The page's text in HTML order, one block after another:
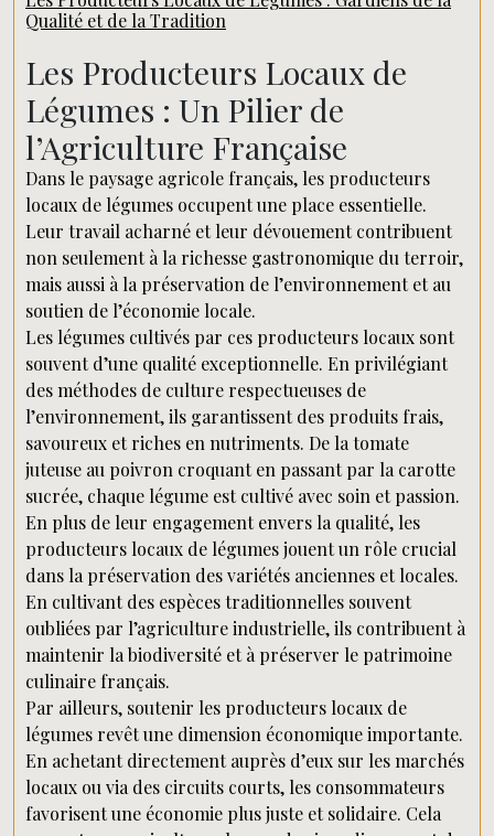
Qualité et de la Tradition
Les Producteurs Locaux de
Légumes : Un Pilier de
l’Agriculture Française
Dans le paysage agricole français, les producteurs
locaux de légumes occupent une place essentielle.
Leur travail acharné et leur dévouement contribuent
non seulement à la richesse gastronomique du terroir,
mais aussi à la préservation de l’environnement et au
soutien de l’économie locale.
Les légumes cultivés par ces producteurs locaux sont
souvent d’une qualité exceptionnelle. En privilégiant
des méthodes de culture respectueuses de
l’environnement, ils garantissent des produits frais,
savoureux et riches en nutriments. De la tomate
juteuse au poivron croquant en passant par la carotte
sucrée, chaque légume est cultivé avec soin et passion.
En plus de leur engagement envers la qualité, les
producteurs locaux de légumes jouent un rôle crucial
dans la préservation des variétés anciennes et locales.
En cultivant des espèces traditionnelles souvent
oubliées par l’agriculture industrielle, ils contribuent à
maintenir la biodiversité et à préserver le patrimoine
culinaire français.
Par ailleurs, soutenir les producteurs locaux de
légumes revêt une dimension économique importante.
En achetant directement auprès d’eux sur les marchés
locaux ou via des circuits courts, les consommateurs
favorisent une économie plus juste et solidaire. Cela